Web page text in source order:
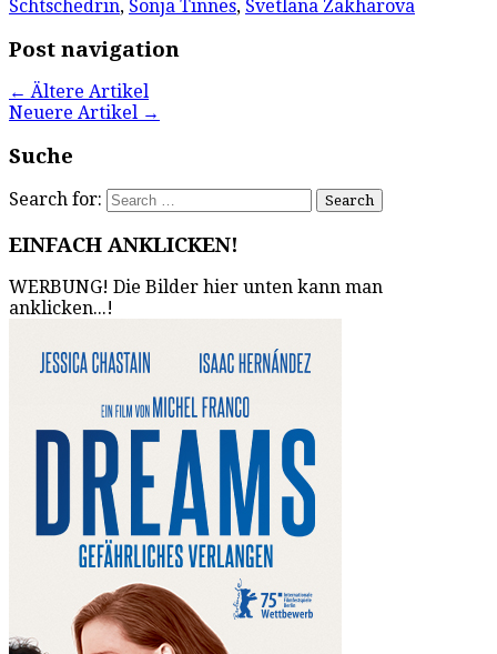
Schtschedrin, Sonja Tinnes, Svetlana Zakharova
Post navigation
← Ältere Artikel
Neuere Artikel →
Suche
Search for:
EINFACH ANKLICKEN!
WERBUNG! Die Bilder hier unten kann man
anklicken...!